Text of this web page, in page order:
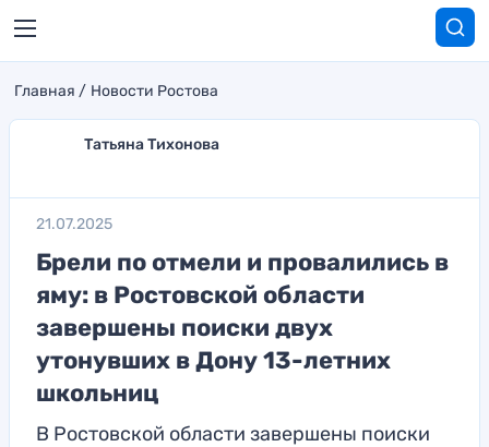
Главная Новости Ростова
Татьяна Тихонова
21.07.2025
Брели по отмели и провалились в
яму: в Ростовской области
завершены поиски двух
утонувших в Дону 13-летних
школьниц
В Ростовской области завершены поиски